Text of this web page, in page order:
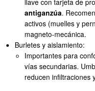
llave con tarjeta de
antiganzúa.
activos (muelles y
magneto-mecánica.
Burletes y aislamiento:
Importantes para
vías secundarias.
reducen infiltraciones